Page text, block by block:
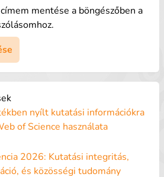
mentése a böngészőben a
nyílt kutatási információkra
of Science használata
2026: Kutatási integritás,
és közösségi tudomány